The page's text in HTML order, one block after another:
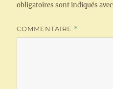
obligatoires sont indiqués avec
COMMENTAIRE *